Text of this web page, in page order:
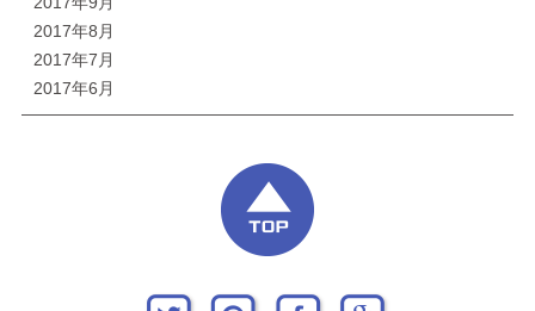
2017年8月
2017年7月
2017年6月